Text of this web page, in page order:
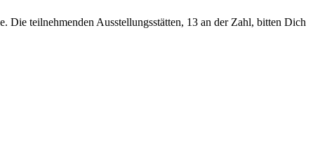
Die teilnehmenden Ausstellungsstätten, 13 an der Zahl, bitten Dich